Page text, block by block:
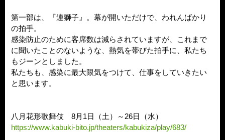
第一部は、『連獅子』。幕が開いただけで、われんばかり
の拍手。
感染防止のために客席数は減らされていますが、これまで
に聞いたことのないような、熱気を帯びた拍手に、私たち
もジーンとしました。
私たちも、感染に最大限気をつけて、仕事をしていきたい
と思います。
八月花形歌舞伎 8月1日（土）～26日（水）
https://www.kabuki-bito.jp/theaters/kabukiza/play/683/